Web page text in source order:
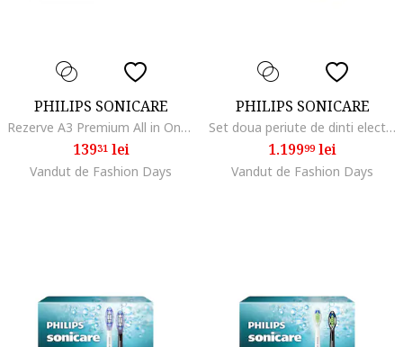
PHILIPS SONICARE
Rezerve A3 Premium All in One HX9092/87, pachet de 2 capete de periere standard, sincronizarea modurilor BrushSync, Alb
13931lei
Vandut de Fashion Days
PHILIPS SONICARE
Set doua periute de dinti electrice HX7419/01, 62.000 miscari/minut,autonomie 21 zile, 3 moduri periere, 3 intensitati, senzor presiune luminos, functia BrushSync, 2x capete de periere Sensitive, 2x Toc de transport, alb-negru
1.19999lei
Vandut de Fashion Days